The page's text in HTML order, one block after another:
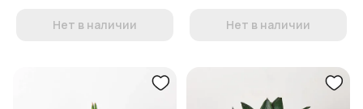
Нет в наличии Нет в наличии